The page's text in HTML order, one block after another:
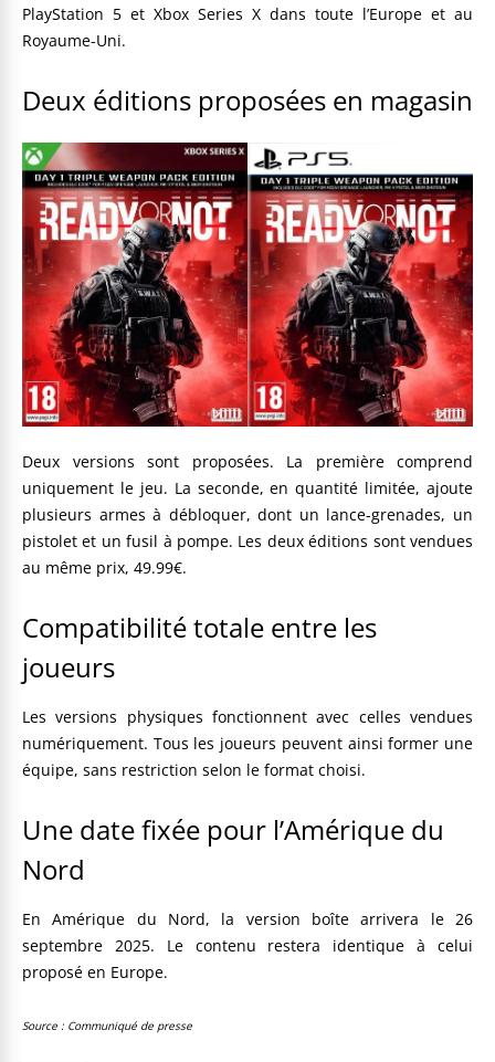
PlayStation 5 et Xbox Series X dans toute l’Europe et au
Royaume-Uni.
Deux éditions proposées en magasin
Deux versions sont proposées. La première comprend
uniquement le jeu. La seconde, en quantité limitée, ajoute
plusieurs armes à débloquer, dont un lance-grenades, un
pistolet et un fusil à pompe. Les deux éditions sont vendues
au même prix, 49.99€.
Compatibilité totale entre les
joueurs
Les versions physiques fonctionnent avec celles vendues
numériquement. Tous les joueurs peuvent ainsi former une
équipe, sans restriction selon le format choisi.
Une date fixée pour l’Amérique du
Nord
En Amérique du Nord, la version boîte arrivera le 26
septembre 2025. Le contenu restera identique à celui
proposé en Europe.
Source : Communiqué de presse